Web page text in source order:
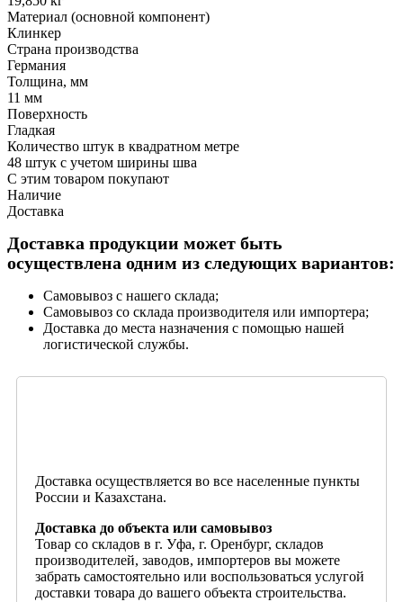
Материал (основной компонент)
Клинкер
Страна производства
Германия
Толщина, мм
11 мм
Поверхность
Гладкая
Количество штук в квадратном метре
48 штук с учетом ширины шва
С этим товаром покупают
Наличие
Доставка
Доставка продукции может быть
осуществлена одним из следующих вариантов:
Самовывоз с нашего склада;
Самовывоз со склада производителя или импортера;
Доставка до места назначения с помощью нашей
логистической службы.
Доставка осуществляется во все населенные пункты
России и Казахстана.
Доставка до объекта или самовывоз
Товар со складов в г. Уфа, г. Оренбург, складов
производителей, заводов, импортеров вы можете
забрать самостоятельно или воспользоваться услугой
доставки товара до вашего объекта строительства.